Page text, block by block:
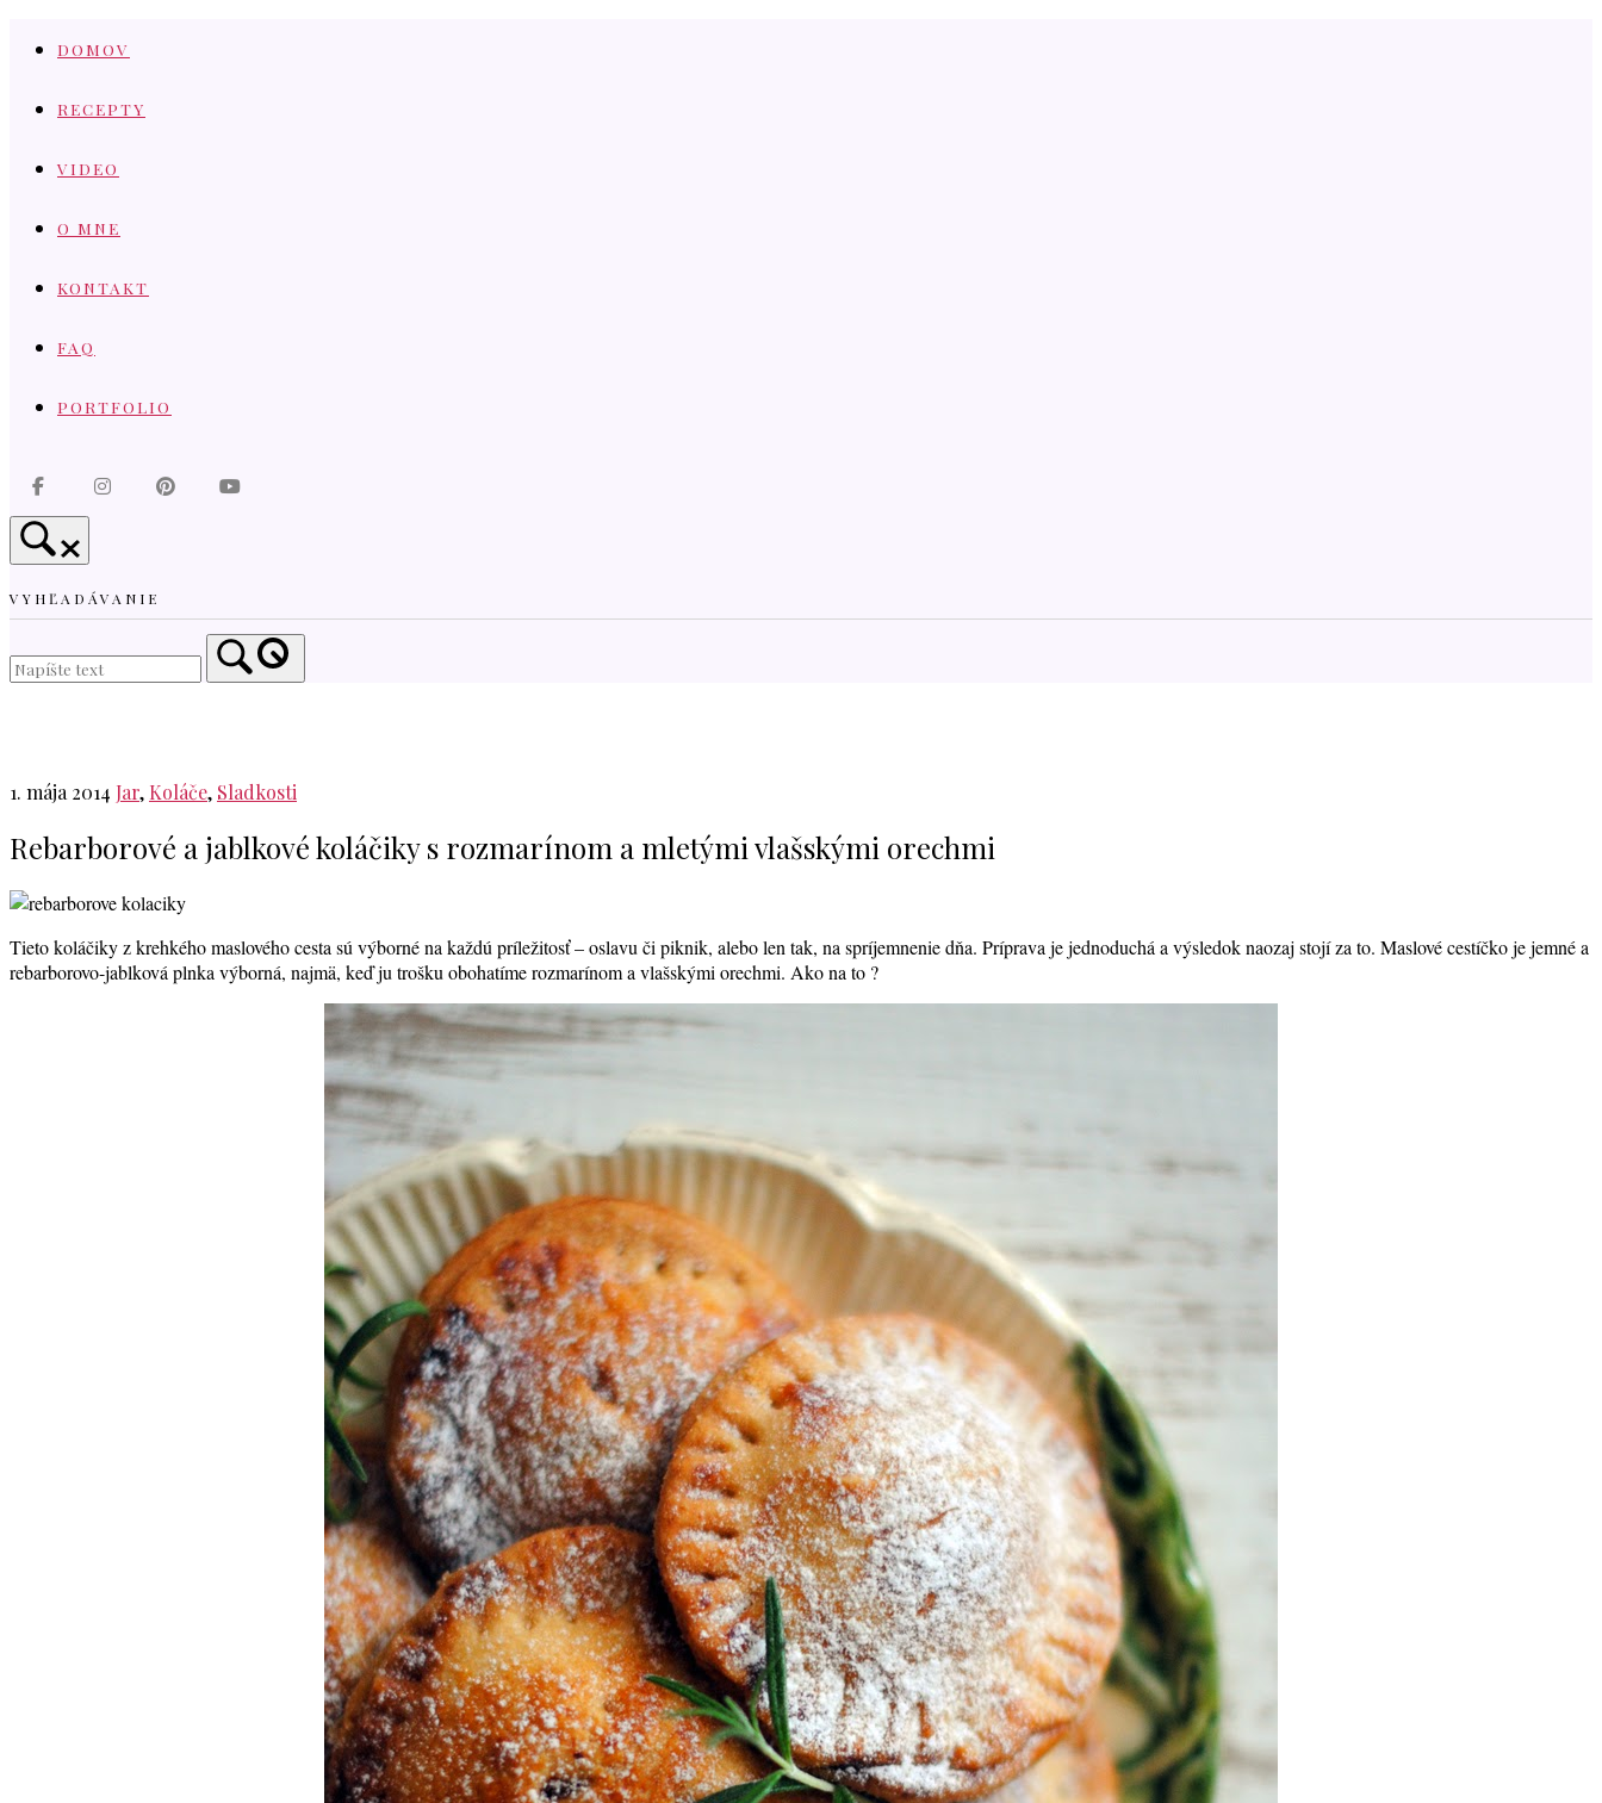
DOMOV
RECEPTY
VIDEO
O MNE
KONTAKT
FAQ
PORTFOLIO
VYHĽADÁVANIE
1. mája 2014 Jar, Koláče, Sladkosti
Rebarborové a jablkové koláčiky s rozmarínom a mletými vlašskými orechmi
Tieto koláčiky z krehkého maslového cesta sú výborné na každú príležitosť – oslavu či piknik, alebo len tak, na spríjemnenie dňa. Príprava je jednoduchá a výsledok naozaj stojí za to. Maslové cestíčko je jemné a
rebarborovo-jablková plnka výborná, najmä, keď ju trošku obohatíme rozmarínom a vlašskými orechmi. Ako na to ?